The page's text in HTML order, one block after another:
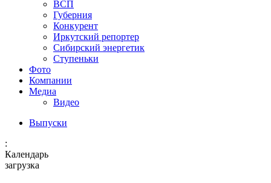
ВСП
Губерния
Конкурент
Иркутский репортер
Сибирский энергетик
Ступеньки
Фото
Компании
Медиа
Видео
Выпуски
:
Календарь
загрузка